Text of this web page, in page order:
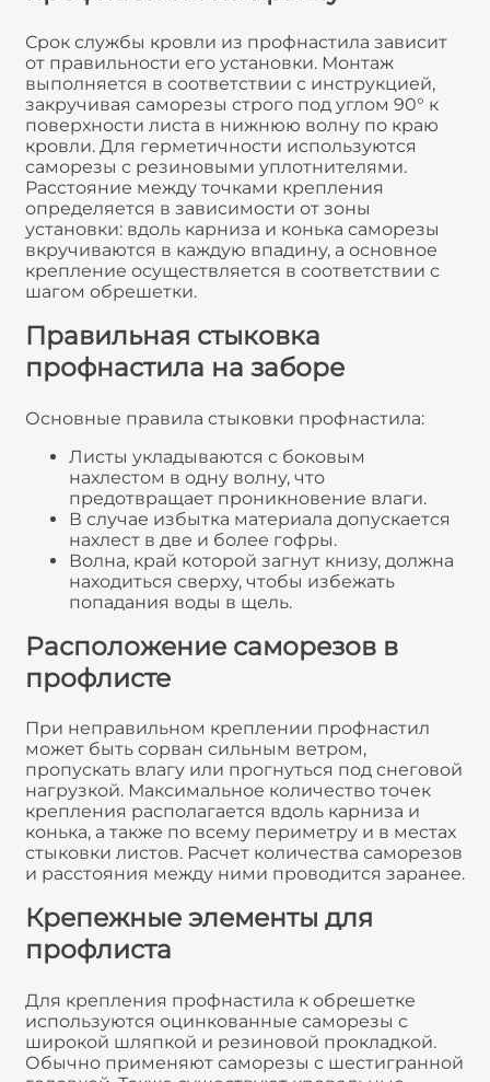
Срок службы кровли из профнастила зависит
от правильности его установки. Монтаж
выполняется в соответствии с инструкцией,
закручивая саморезы строго под углом 90° к
поверхности листа в нижнюю волну по краю
кровли. Для герметичности используются
саморезы с резиновыми уплотнителями.
Расстояние между точками крепления
определяется в зависимости от зоны
установки: вдоль карниза и конька саморезы
вкручиваются в каждую впадину, а основное
крепление осуществляется в соответствии с
шагом обрешетки.
Правильная стыковка
профнастила на заборе
Основные правила стыковки профнастила:
Листы укладываются с боковым
нахлестом в одну волну, что
предотвращает проникновение влаги.
В случае избытка материала допускается
нахлест в две и более гофры.
Волна, край которой загнут книзу, должна
находиться сверху, чтобы избежать
попадания воды в щель.
Расположение саморезов в
профлисте
При неправильном креплении профнастил
может быть сорван сильным ветром,
пропускать влагу или прогнуться под снеговой
нагрузкой. Максимальное количество точек
крепления располагается вдоль карниза и
конька, а также по всему периметру и в местах
стыковки листов. Расчет количества саморезов
и расстояния между ними проводится заранее.
Крепежные элементы для
профлиста
Для крепления профнастила к обрешетке
используются оцинкованные саморезы с
широкой шляпкой и резиновой прокладкой.
Обычно применяют саморезы с шестигранной